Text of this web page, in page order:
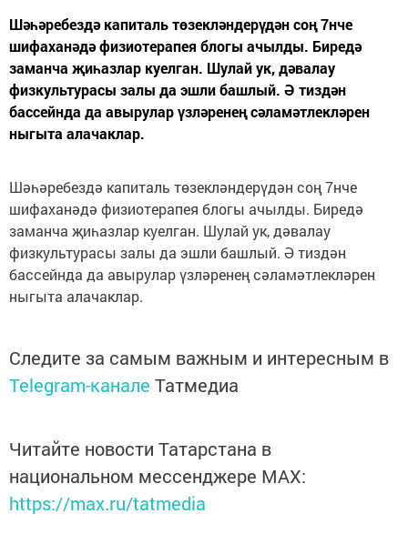
Шәһәребездә капиталь төзекләндерүдән соң 7нче
шифаханәдә физиотерапея блогы ачылды. Биредә
заманча җиһазлар куелган. Шулай ук, дәвалау
физкультурасы залы да эшли башлый. Ә тиздән
бассейнда да авырулар үзләренең сәламәтлекләрен
ныгыта алачаклар.
Шәһәребездә капиталь төзекләндерүдән соң 7нче
шифаханәдә физиотерапея блогы ачылды. Биредә
заманча җиһазлар куелган. Шулай ук, дәвалау
физкультурасы залы да эшли башлый. Ә тиздән
бассейнда да авырулар үзләренең сәламәтлекләрен
ныгыта алачаклар.
Следите за самым важным и интересным в
Telegram-канале Татмедиа
Читайте новости Татарстана в
национальном мессенджере MАХ:
https://max.ru/tatmedia